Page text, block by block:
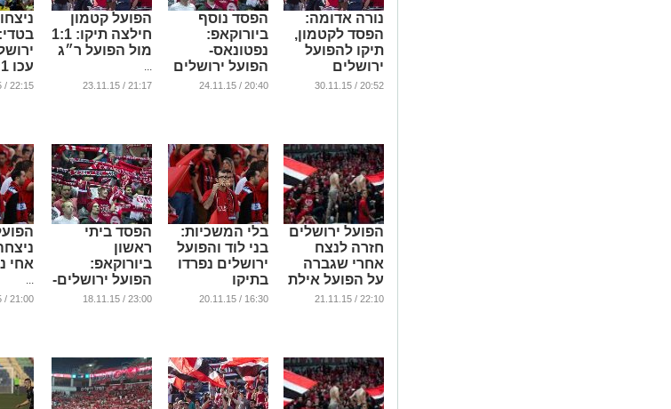
נורה אדומה:
הפסד לקטמון,
תיקו להפועל
ירושלים
במשחק מול
20:52 / 30.11.15
הפסד נוסף
ביורוקאפ:
נפטונאס-
הפועל ירושלים
85:87
20:40 / 24.11.15
הפועל קטמון
חילצה תיקו: 1:1
מול הפועל ר״ג
...
21:17 / 23.11.15
עכו 0:1
...
22:15 / 22.11.15
הפועל ירושלים
חזרה לנצח
אחרי שגברה
על הפועל אילת
73:99
22:10 / 21.11.15
בלי המשכיות:
בני לוד והפועל
ירושלים נפרדו
בתיקו
...
16:30 / 20.11.15
הפסד ביתי
ראשון
ביורוקאפ:
הפועל ירושלים-
ניז'ני נובגורוד
23:00 / 18.11.15
אחי
...
21:00 / 16.11.15